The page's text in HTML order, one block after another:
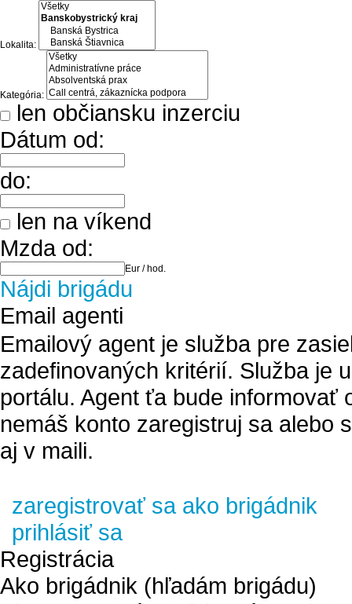
Lokalita:
Kategória:
len občiansku inzerciu
Dátum od:
do:
len na víkend
Mzda od:
Eur / hod.
Nájdi brigádu
Email agenti
Emailový agent je služba pre
zadefinovaných kritérií. Služba je
portálu. Agent ťa bude informovať
nemáš konto zaregistruj sa alebo
aj v maili.
zaregistrovať sa ako brigádnik
prihlásiť sa
Registrácia
Ako brigádnik (hľadám brigádu)